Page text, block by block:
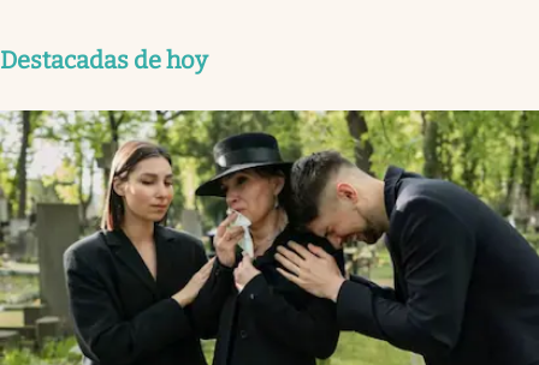
Destacadas de hoy